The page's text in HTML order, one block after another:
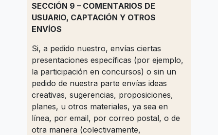
SECCIÓN 9 – COMENTARIOS DE
USUARIO, CAPTACIÓN Y OTROS
ENVÍOS
Si, a pedido nuestro, envías ciertas
presentaciones específicas (por ejemplo,
la participación en concursos) o sin un
pedido de nuestra parte envías ideas
creativas, sugerencias, proposiciones,
planes, u otros materiales, ya sea en
línea, por email, por correo postal, o de
otra manera (colectivamente,